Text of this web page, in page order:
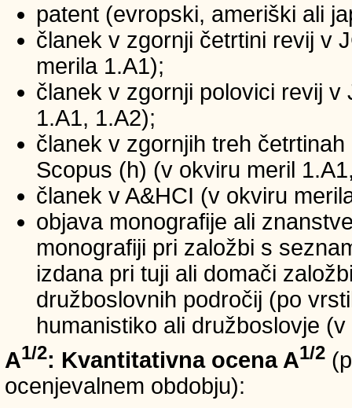
patent (evropski, ameriški ali
članek v zgornji četrtini revij v
merila 1.A1);
članek v zgornji polovici revij
1.A1, 1.A2);
članek v zgornjih treh
Scopus (h) (v okviru meril
članek v A&HCI (v okviru
objava monografije ali
monografiji pri založbi s
izdana pri tuji ali domači
družboslovnih področij (po
humanistiko ali družboslovje
A1/2: Kvantitativna ocena A1/2
ocenjevalnem obdobju):